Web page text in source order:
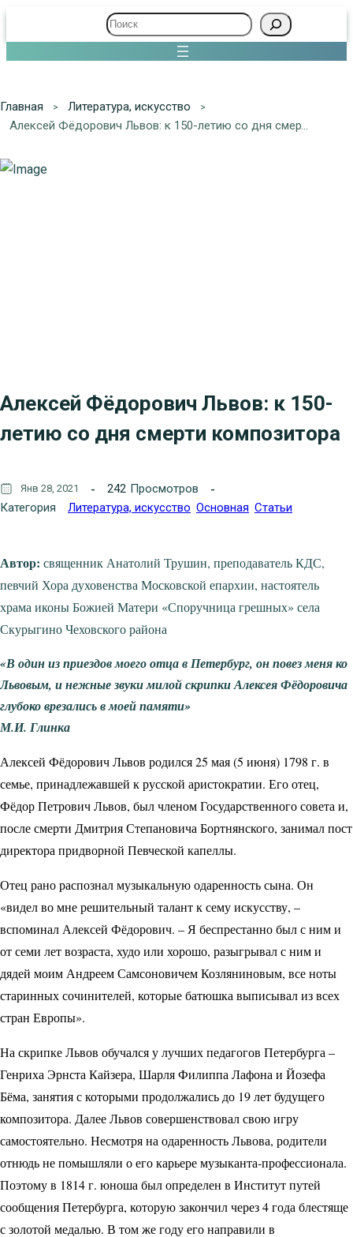
Поиск
Главная
Литература, искуcство
Алексей Фёдорович Львов: к 150-летию со дня смерти композитора
Алексей Фёдорович Львов: к 150-
летию со дня смерти композитора
Янв 28, 2021 242 Просмотров
Категория
Литература, искуcство Основная Статьи
Автор: священник Анатолий Трушин, преподаватель КДС,
певчий Хора духовенства Московской епархии, настоятель
храма иконы Божией Матери «Споручница грешных» села
Скурыгино Чеховского района
«В один из приездов моего отца в Петербург, он повез меня ко
Львовым, и нежные звуки милой скрипки Алексея Фёдоровича
глубоко врезались в моей памяти»
М.И. Глинка
Алексей Фёдорович Львов родился 25 мая (5 июня) 1798 г. в
семье, принадлежавшей к русской аристократии. Его отец,
Фёдор Петрович Львов, был членом Государственного совета и,
после смерти Дмитрия Степановича Бортнянского, занимал пост
директора придворной Певческой капеллы.
Отец рано распознал музыкальную одаренность сына. Он
«видел во мне решительный талант к сему искусству, –
вспоминал Алексей Фёдорович. – Я беспрестанно был с ним и
от семи лет возраста, худо или хорошо, разыгрывал с ним и
дядей моим Андреем Самсоновичем Козляниновым, все ноты
старинных сочинителей, которые батюшка выписывал из всех
стран Европы».
На скрипке Львов обучался у лучших педагогов Петербурга –
Генриха Эрнста Кайзера, Шарля Филиппа Лафона и Йозефа
Бёма, занятия с которыми продолжались до 19 лет будущего
композитора. Далее Львов совершенствовал свою игру
самостоятельно. Несмотря на одаренность Львова, родители
отнюдь не помышляли о его карьере музыканта-профессионала.
Поэтому в 1814 г. юноша был определен в Институт путей
сообщения Петербурга, которую закончил через 4 года блестяще
с золотой медалью. В том же году его направили в